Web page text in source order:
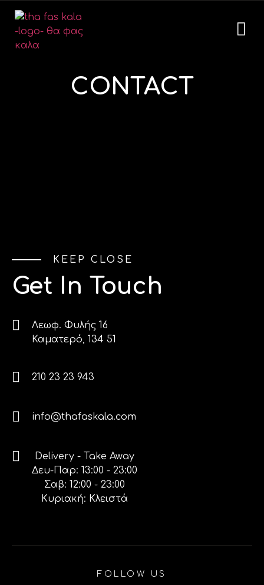
CONTACT
KEEP CLOSE
Get In Touch
Λεωφ. Φυλής 16
Καματερό, 134 51
210 23 23 943
info@thafaskala.com
Delivery - Take Away
Δευ-Παρ: 13:00 - 23:00
Σαβ: 12:00 - 23:00
Κυριακή: Κλειστά
FOLLOW US